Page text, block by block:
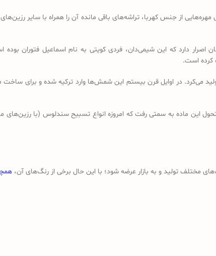
پس از حکاکی مهره‌هایی از جنس کهربا، تراشه‌های باقی مانده آن را همراه با
دارد که این شیمی‌دان، فردی کویتی به نام اسماعیل فتوران بوده
کرده است.
در اوایل قرن بیستم این شمش‌ها وارد ترکیه شده و برای ساخت
این ماده به سمتی رفت که امروزه انواع تسبیح‌ سندلوس (با
تولید و به بازار عرضه شود؛ با این حال برخی از رنگ‌های آن،